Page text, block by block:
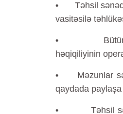
• Təhsil
vasitəsilə
• Bütün təhsil
həqiqiliyinin
• Məzunlar
qaydada
• Təhsil